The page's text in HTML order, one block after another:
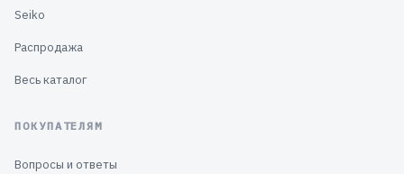
Seiko
Распродажа
Весь каталог
ПОКУПАТЕЛЯМ
Вопросы и ответы